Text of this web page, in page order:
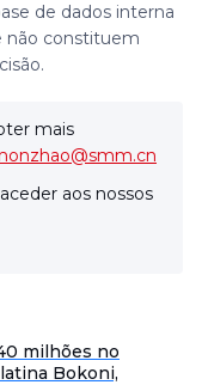
de dados interna
não constituem
mais
aos nossos
milhões no
Bokoni,